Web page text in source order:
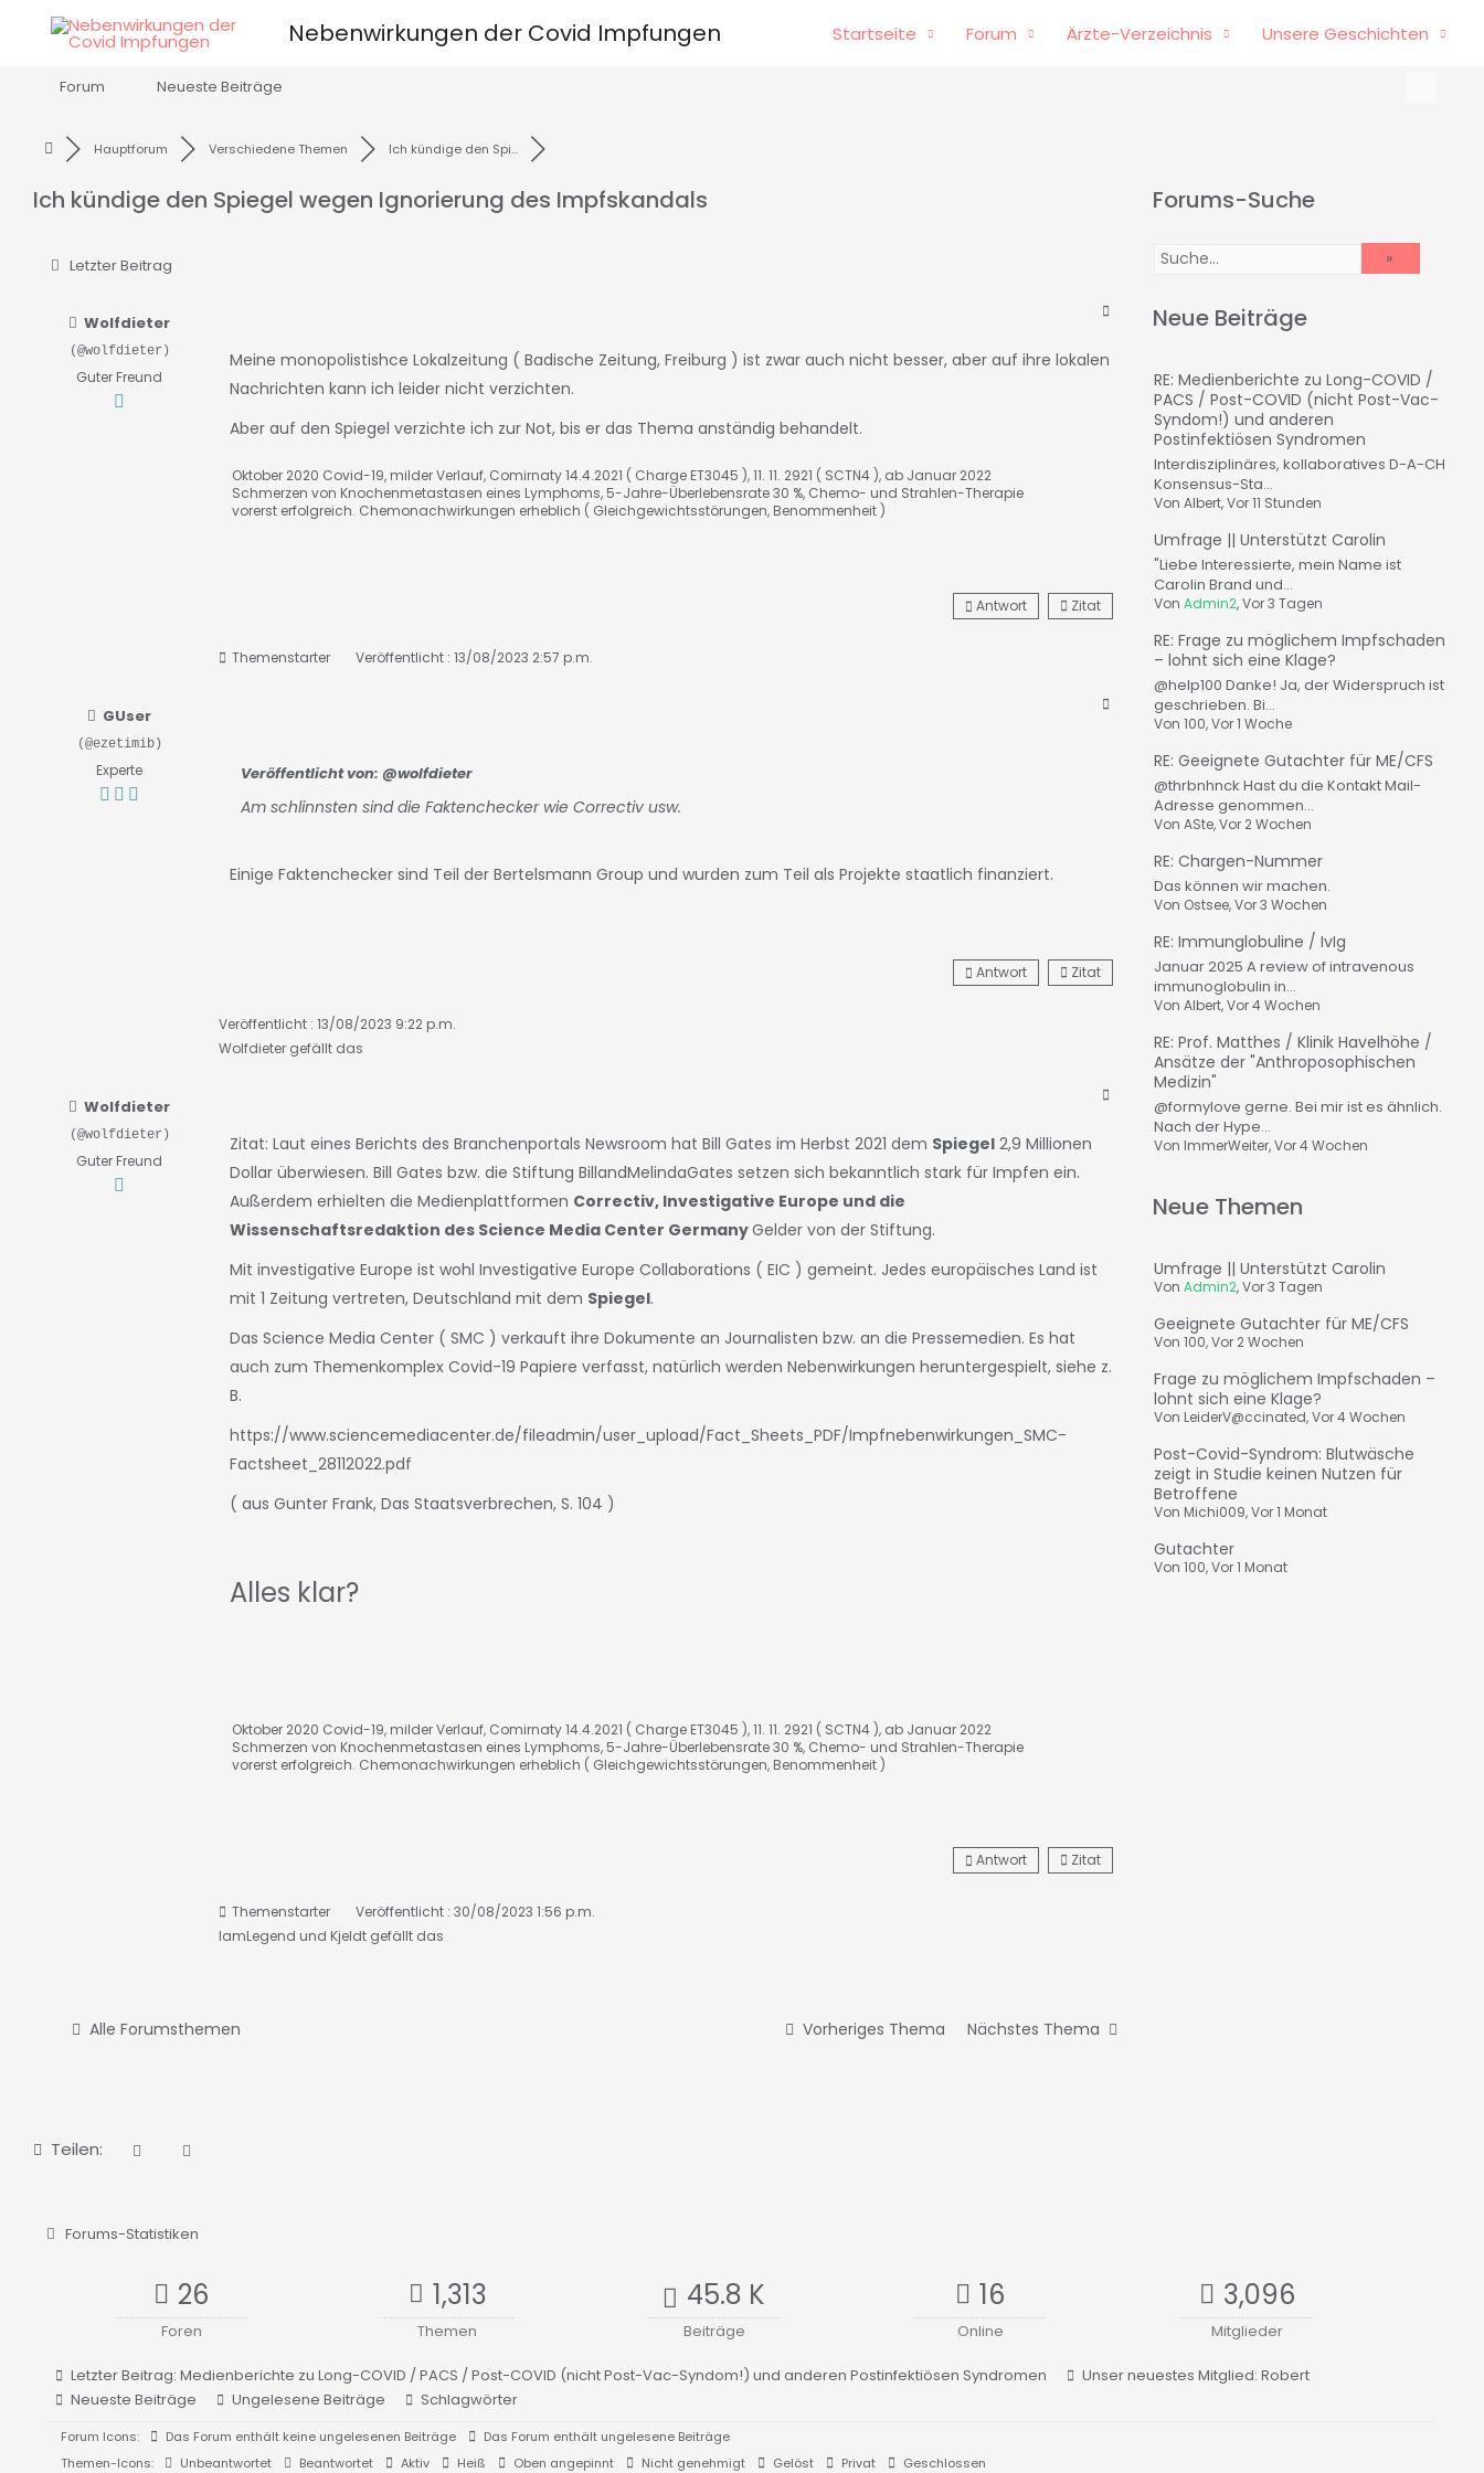
Nebenwirkungen der Covid Impfungen Startseite Forum Ärzte-Verzeichnis Unsere Geschichten
Forum Neueste Beiträge
Hauptforum Verschiedene Themen Ich kündige den Spi...
Ich kündige den Spiegel wegen Ignorierung des Impfskandals
Letzter Beitrag
Wolfdieter
(@wolfdieter)
Guter Freund
Meine monopolistishce Lokalzeitung ( Badische Zeitung, Freiburg ) ist zwar auch nicht besser, aber auf ihre lokalen
Nachrichten kann ich leider nicht verzichten.
Aber auf den Spiegel verzichte ich zur Not, bis er das Thema anständig behandelt.
Oktober 2020 Covid-19, milder Verlauf, Comirnaty 14.4.2021 ( Charge ET3045 ), 11. 11. 2921 ( SCTN4 ), ab Januar 2022
Schmerzen von Knochenmetastasen eines Lymphoms, 5-Jahre-Überlebensrate 30 %, Chemo- und Strahlen-Therapie
vorerst erfolgreich. Chemonachwirkungen erheblich ( Gleichgewichtsstörungen, Benommenheit )
Antwort Zitat
Themenstarter Veröffentlicht : 13/08/2023 2:57 p.m.
GUser
(@ezetimib)
Experte Veröffentlicht von: @wolfdieter
Am schlinnsten sind die Faktenchecker wie Correctiv usw.
Einige Faktenchecker sind Teil der Bertelsmann Group und wurden zum Teil als Projekte staatlich finanziert.
Antwort Zitat
Veröffentlicht : 13/08/2023 9:22 p.m.
Wolfdieter gefällt das
Wolfdieter
(@wolfdieter)
Guter Freund
Zitat: Laut eines Berichts des Branchenportals Newsroom hat Bill Gates im Herbst 2021 dem Spiegel 2,9 Millionen
Dollar überwiesen. Bill Gates bzw. die Stiftung BillandMelindaGates setzen sich bekanntlich stark für Impfen ein.
Außerdem erhielten die Medienplattformen Correctiv, Investigative Europe und die
Wissenschaftsredaktion des Science Media Center GermanyGelder von der Stiftung.
Mit investigative Europe ist wohl Investigative Europe Collaborations ( EIC ) gemeint. Jedes europäisches Land ist
mit 1 Zeitung vertreten, Deutschland mit dem Spiegel.
Das Science Media Center ( SMC ) verkauft ihre Dokumente an Journalisten bzw. an die Pressemedien. Es hat
auch zum Themenkomplex Covid-19 Papiere verfasst, natürlich werden Nebenwirkungen heruntergespielt, siehe z.
B.
https://www.sciencemediacenter.de/fileadmin/user_upload/Fact_Sheets_PDF/Impfnebenwirkungen_SMC-
Factsheet_28112022.pdf
( aus Gunter Frank, Das Staatsverbrechen, S. 104 )
Alles klar?
Oktober 2020 Covid-19, milder Verlauf, Comirnaty 14.4.2021 ( Charge ET3045 ), 11. 11. 2921 ( SCTN4 ), ab Januar 2022
Schmerzen von Knochenmetastasen eines Lymphoms, 5-Jahre-Überlebensrate 30 %, Chemo- und Strahlen-Therapie
vorerst erfolgreich. Chemonachwirkungen erheblich ( Gleichgewichtsstörungen, Benommenheit )
Antwort Zitat
Themenstarter
Veröffentlicht : 30/08/2023 1:56 p.m.
IamLegend und Kjeldt gefällt das
Alle Forumsthemen Vorheriges Thema Nächstes Thema
Forums-Suche
Neue Beiträge
RE: Medienberichte zu Long-COVID /
PACS / Post-COVID (nicht Post-Vac-
Syndom!) und anderen
Postinfektiösen Syndromen
Interdisziplinäres, kollaboratives D-A-CH
Konsensus-Sta...
VonAlbert, Vor 11 Stunden
Umfrage || Unterstützt Carolin
"Liebe Interessierte, mein Name ist
Carolin Brand und...
VonAdmin2, Vor 3 Tagen
RE: Frage zu möglichem Impfschaden
– lohnt sich eine Klage?
@help100 Danke! Ja, der Widerspruch ist
geschrieben. Bi...
Von100, Vor 1 Woche
RE: Geeignete Gutachter für ME/CFS
@thrbnhnck Hast du die Kontakt Mail-
Adresse genommen...
VonASte, Vor 2 Wochen
RE: Chargen-Nummer
Das können wir machen.
Von Ostsee, Vor 3 Wochen
RE: Immunglobuline / IvIg
Januar 2025 A review of intravenous
immunoglobulin in...
VonAlbert, Vor 4 Wochen
RE: Prof. Matthes / Klinik Havelhöhe /
Ansätze der "Anthroposophischen
Medizin"
@formylove gerne. Bei mir ist es ähnlich.
Nach der Hype...
Von ImmerWeiter, Vor 4 Wochen
Neue Themen
Umfrage || Unterstützt Carolin
VonAdmin2,Vor 3 Tagen
Geeignete Gutachter für ME/CFS
Von100,Vor 2 Wochen
Frage zu möglichem Impfschaden –
lohnt sich eine Klage?
Von LeiderV@ccinated,Vor 4 Wochen
Post-Covid-Syndrom: Blutwäsche
zeigt in Studie keinen Nutzen für
Betroffene
Von Michi009,Vor 1 Monat
Gutachter
Von100,Vor 1 Monat
Teilen:
Forums-Statistiken
26
Foren
1,313
Themen
45.8 K
Beiträge
16
Online
3,096
Mitglieder
Letzter Beitrag: Medienberichte zu Long-COVID / PACS / Post-COVID (nicht Post-Vac-Syndom!) und anderen Postinfektiösen Syndromen Unser neuestes Mitglied: Robert
Neueste Beiträge
Ungelesene Beiträge Schlagwörter
Forum Icons: Das Forum enthält keine ungelesenen Beiträge
Das Forum enthält ungelesene Beiträge
Themen-Icons:
Unbeantwortet Beantwortet Aktiv Heiß Oben angepinnt Nicht genehmigt Gelöst Privat Geschlossen